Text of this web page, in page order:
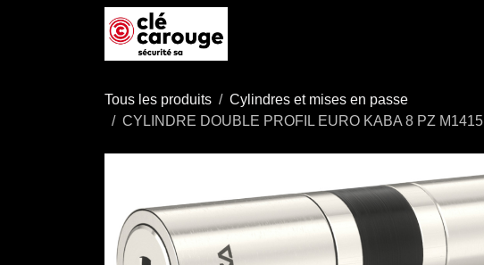
Se rendre au contenu
Tous les produits
Cylindres et mises en passe
CYLINDRE DOUBLE PROFIL EURO KABA 8 PZ M1415